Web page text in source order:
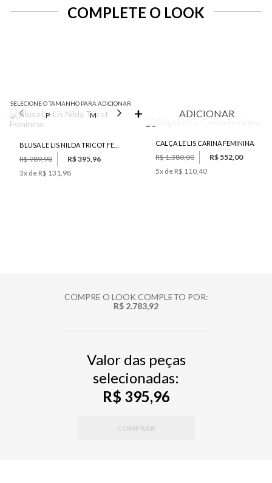
COMPLETE O LOOK
SELECIONE O TAMANHO PARA ADICIONAR
P M G
R$ 989,90
R$ 395,96
3x de R$ 131,98
ADICIONAR
CALÇA LE LIS CARINA FEMININA
R$ 1.380,00
R$ 552,00
5x de R$ 110,40
COMPRE O LOOK COMPLETO POR:
R$ 2.783,92
Valor das peças
selecionadas:
R$ 395,96
COMPRAR